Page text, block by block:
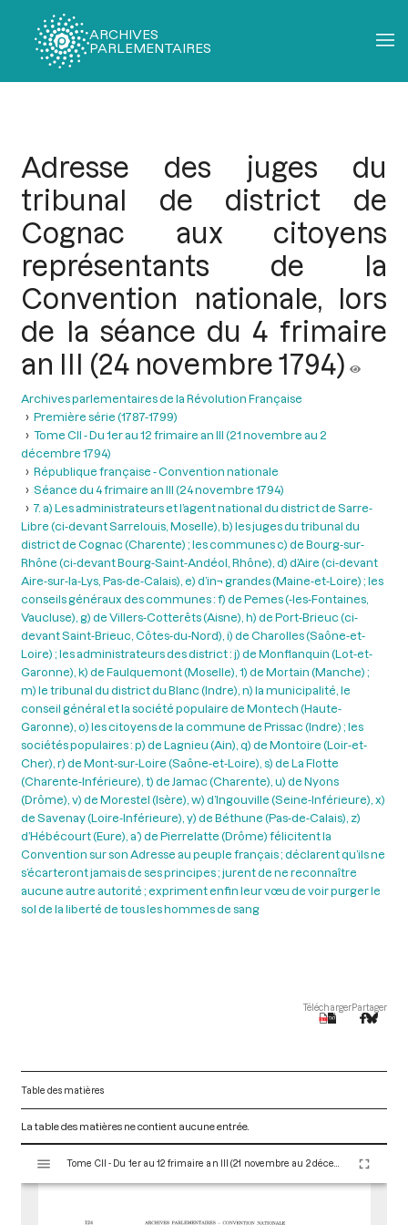
ARCHIVES
PARLEMENTAIRES
Adresse des juges du
tribunal de district de
Cognac aux citoyens
représentants de la
Convention nationale, lors
de la séance du 4 frimaire
an III (24 novembre 1794)
Archives parlementaires de la Révolution Française
Première série (1787-1799)
Tome CII - Du 1er au 12 frimaire an III (21 novembre au 2
décembre 1794)
République française - Convention nationale
Séance du 4 frimaire an III (24 novembre 1794)
7. a) Les administrateurs et l’agent national du district de Sarre-
Libre (ci-devant Sarrelouis, Moselle), b) les juges du tribunal du
district de Cognac (Charente) ; les communes c) de Bourg-sur-
Rhône (ci-devant Bourg-Saint-Andéol, Rhône), d) d’Aire (ci-devant
Aire-sur-la-Lys, Pas-de-Calais), e) d’in¬ grandes (Maine-et-Loire) ; les
conseils généraux des communes : f) de Pemes (-les-Fontaines,
Vaucluse), g) de Villers-Cotterêts (Aisne), h) de Port-Brieuc (ci-
devant Saint-Brieuc, Côtes-du-Nord), i) de Charolles (Saône-et-
Loire) ; les administrateurs des district : j) de Monflanquin (Lot-et-
Garonne), k) de Faulquemont (Moselle), 1) de Mortain (Manche) ;
m) le tribunal du district du Blanc (Indre), n) la municipalité, le
conseil général et la société populaire de Montech (Haute-
Garonne), o) les citoyens de la commune de Prissac (Indre) ; les
sociétés populaires : p) de Lagnieu (Ain), q) de Montoire (Loir-et-
Cher), r) de Mont-sur-Loire (Saône-et-Loire), s) de La Flotte
(Charente-Inférieure), t) de Jamac (Charente), u) de Nyons
(Drôme), v) de Morestel (Isère), w) d’Ingouville (Seine-Inférieure), x)
de Savenay (Loire-Inférieure), y) de Béthune (Pas-de-Calais), z)
d’Hébécourt (Eure), a’) de Pierrelatte (Drôme) félicitent la
Convention sur son Adresse au peuple français ; déclarent qu’ils ne
s’écarteront jamais de ses principes ; jurent de ne reconnaître
aucune autre autorité ; expriment enfin leur vœu de voir purger le
sol de la liberté de tous les hommes de sang
TéléchargerPartager
Table des matières
La table des matières ne contient aucune entrée.
s